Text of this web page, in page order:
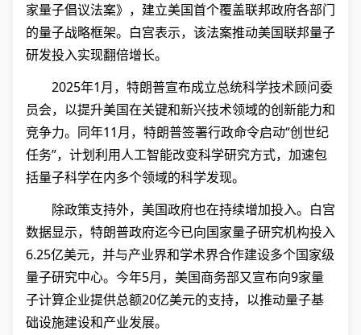
家量子倡议法案》，建立美国首个覆盖联邦政府各部门
的量子战略框架。白宫表示，该法案推动美国联邦量子
研发投入实现翻倍增长。
2025年1月，特朗普宣布成立总统科学技术顾问委
员会，以提升美国在关键和新兴技术领域的创新能力和
竞争力。同年11月，特朗普签署行政命令启动“创世纪
任务”，计划利用人工智能改变科学研究方式，加速包
括量子科学在内多个领域的科学发现。
除政策支持外，美国政府也在持续增加投入。白宫
数据显示，特朗普政府迄今已向国家量子研究机构投入
6.25亿美元，并与产业界和学术界合作建设多个国家级
量子研究中心。今年5月，美国商务部又宣布向9家量
子计算企业提供总额20亿美元的支持，以推动量子基
础设施建设和产业发展。